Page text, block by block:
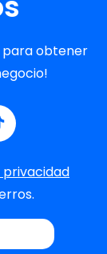
para obtener
privacidad